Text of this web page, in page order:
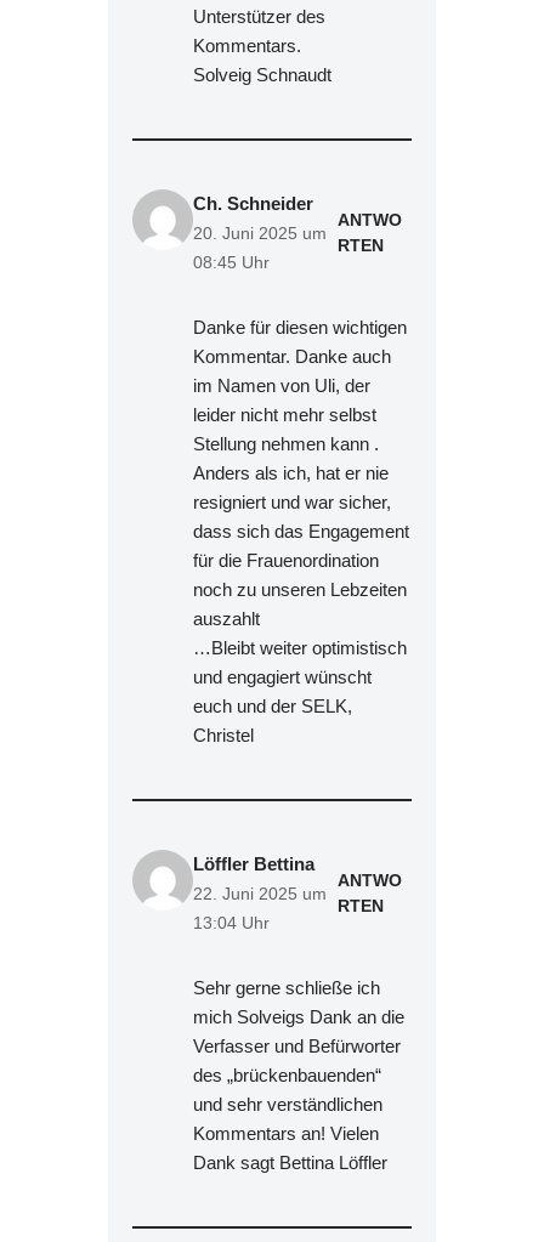
Unterstützer des
Kommentars.
Solveig Schnaudt
Ch. Schneider
20. Juni 2025 um
08:45 Uhr
ANTWO
RTEN
Danke für diesen wichtigen
Kommentar. Danke auch
im Namen von Uli, der
leider nicht mehr selbst
Stellung nehmen kann .
Anders als ich, hat er nie
resigniert und war sicher,
dass sich das Engagement
für die Frauenordination
noch zu unseren Lebzeiten
auszahlt
…Bleibt weiter optimistisch
und engagiert wünscht
euch und der SELK,
Christel
Löffler Bettina
22. Juni 2025 um
13:04 Uhr
ANTWO
RTEN
Sehr gerne schließe ich
mich Solveigs Dank an die
Verfasser und Befürworter
des „brückenbauenden“
und sehr verständlichen
Kommentars an! Vielen
Dank sagt Bettina Löffler